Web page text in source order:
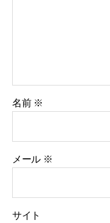
名前 ※
メール ※
サイト